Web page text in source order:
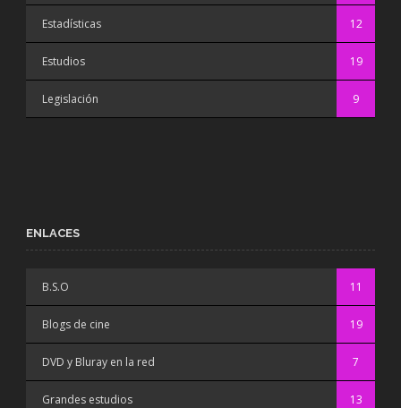
Estadísticas 12
Estudios 19
Legislación 9
ENLACES
B.S.O 11
Blogs de cine 19
DVD y Bluray en la red 7
Grandes estudios 13